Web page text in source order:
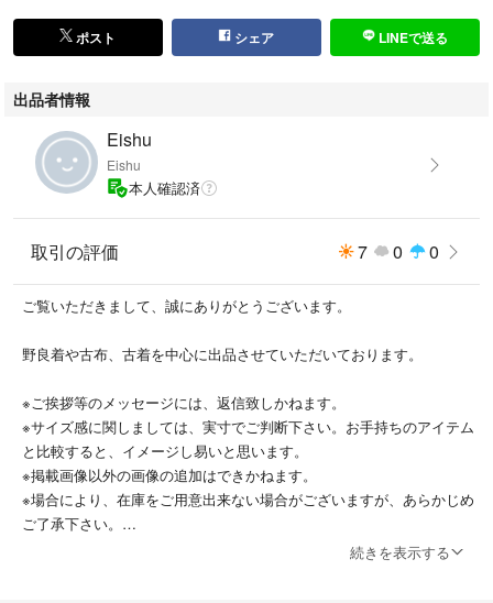
※圧縮して発送致しますので、シワがつく可能性がございます。あらかじ
■サイズ■
・約88 × 約92 cm
だきました。）
古い物に、ご理解の無い方はご注文をお控えください。
※当方で二度洗濯しております。古物特有の匂いがございます。ご注文
後、洗濯や着用により、ダメージや匂い戻り等が生じたとしても返金や交
換の対象外です。あらかじめご理解いただける方のみご注文ください。
ポスト シェア LINEで送る
出品者情報
Eishu
Eishu
本人確認済
取引の評価 7 0 0
ご覧いただきまして、誠にありがとうございます。
野良着や古布、古着を中心に出品させていただいております。
※ご挨拶等のメッセージには、返信致しかねます。
※サイズ感に関しましては、実寸でご判断下さい。お手持ちのアイテム
と比較すると、イメージし易いと思います。
※掲載画像以外の画像の追加はできかねます。
※場合により、在庫をご用意出来ない場合がございますが、あらかじめ
ご了承下さい。
続きを表示する